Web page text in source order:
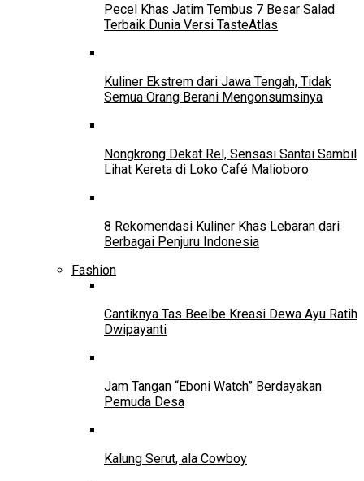
Pecel Khas Jatim Tembus 7 Besar Salad
Terbaik Dunia Versi TasteAtlas
Kuliner Ekstrem dari Jawa Tengah, Tidak
Semua Orang Berani Mengonsumsinya
Nongkrong Dekat Rel, Sensasi Santai Sambil
Lihat Kereta di Loko Café Malioboro
8 Rekomendasi Kuliner Khas Lebaran dari
Berbagai Penjuru Indonesia
Fashion
Cantiknya Tas Beelbe Kreasi Dewa Ayu Ratih
Dwipayanti
Jam Tangan “Eboni Watch” Berdayakan
Pemuda Desa
Kalung Serut, ala Cowboy